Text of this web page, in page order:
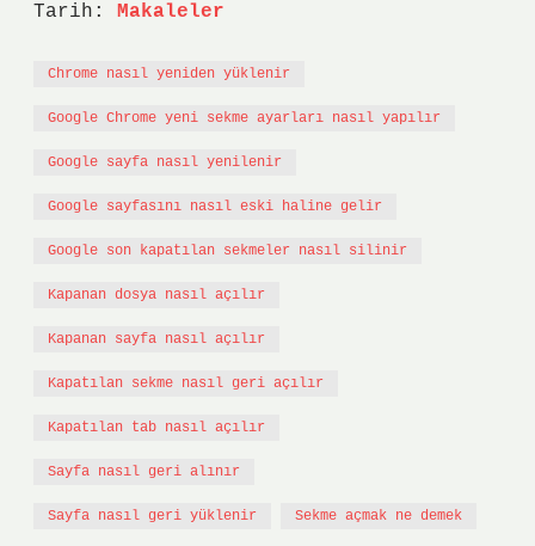
Tarih: Makaleler
Chrome nasıl yeniden yüklenir
Google Chrome yeni sekme ayarları nasıl yapılır
Google sayfa nasıl yenilenir
Google sayfasını nasıl eski haline gelir
Google son kapatılan sekmeler nasıl silinir
Kapanan dosya nasıl açılır
Kapanan sayfa nasıl açılır
Kapatılan sekme nasıl geri açılır
Kapatılan tab nasıl açılır
Sayfa nasıl geri alınır
Sayfa nasıl geri yüklenir Sekme açmak ne demek